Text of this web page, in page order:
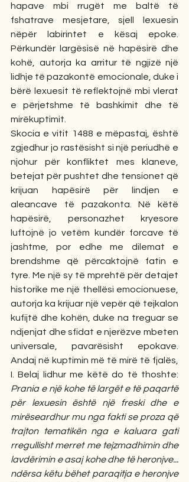
hapave mbi rrugët me baltë të
fshatrave mesjetare, sjell lexuesin
nëpër labirintet e kësaj epoke.
Përkundër largësisë në hapësirë dhe
kohë, autorja ka arritur të ngjizë një
lidhje të pazakontë emocionale, duke i
bërë lexuesit të reflektojnë mbi vlerat
e përjetshme të bashkimit dhe të
mirëkuptimit.
Skocia e vitit 1488 e mëpastaj, është
zgjedhur jo rastësisht si një periudhë e
njohur për konfliktet mes klaneve,
betejat për pushtet dhe tensionet që
krijuan hapësirë për lindjen e
aleancave të pazakonta. Në këtë
hapësirë, personazhet kryesore
luftojnë jo vetëm kundër forcave të
jashtme, por edhe me dilemat e
brendshme që përcaktojnë fatin e
tyre. Me një sy të mprehtë për detajet
historike me një thellësi emocionuese,
autorja ka krijuar një vepër që tejkalon
kufijtë dhe kohën, duke na treguar se
ndjenjat dhe sfidat e njerëzve mbeten
universale, pavarësisht epokave.
Andaj në kuptimin më të mirë të fjalës,
Prania e një kohe të largët e të paqartë
për lexuesin është një freski dhe e
mirëseardhur mu nga fakti se proza që
trajton tematikën nga e kaluara gati
rregullisht merret me tejzmadhimin dhe
lavdërimin e asaj kohe dhe të heronjve...
ndërsa këtu bëhet paraqitja e heronjve